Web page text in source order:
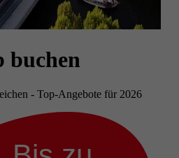
buchen
- Top-Angebote für 2026